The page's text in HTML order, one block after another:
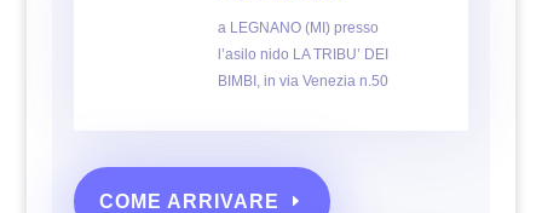
a LEGNANO (MI) presso
l’asilo nido LA TRIBU’ DEI
BIMBI, in via Venezia n.50
COME ARRIVARE